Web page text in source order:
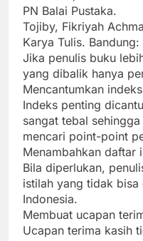
PN Balai Pustaka.
Tojiby, Fikriyah
Karya Tulis. Bandung:
Jika penulis buku
yang dibalik hanya
Mencantumkan
Indeks penting
sangat tebal
mencari point-point
Menambahkan daftar
Bila diperlukan,
istilah yang tidak bisa
Indonesia.
Membuat ucapan
Ucapan terima kasih